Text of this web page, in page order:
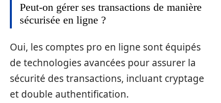
Peut-on gérer ses transactions de manière
sécurisée en ligne ?
Oui, les comptes pro en ligne sont équipés
de technologies avancées pour assurer la
sécurité des transactions, incluant cryptage
et double authentification.